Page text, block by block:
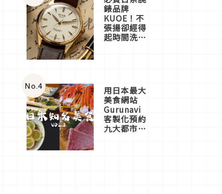
錶品牌
KUOE！不
張揚卻經得
起時間洗鍊
No.4 用日本最大
美食網站
Gurunavi
客製化預約
九大都市餐